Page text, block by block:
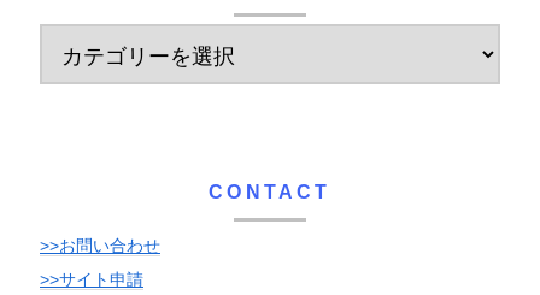
CONTACT
>>お問い合わせ
>>サイト申請